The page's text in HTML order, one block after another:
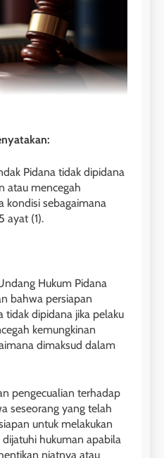
Pidana tidak dipidana
atau mencegah
kondisi sebagaimana
ayat (1).
Hukum Pidana
bahwa persiapan
tidak dipidana jika pelaku
kemungkinan
dimaksud dalam
pengecualian terhadap
seseorang yang telah
untuk melakukan
hukuman apabila
niatnya atau